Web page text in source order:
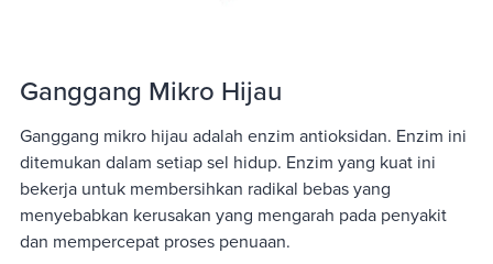
Ganggang Mikro Hijau
Ganggang mikro hijau adalah enzim antioksidan. Enzim ini
ditemukan dalam setiap sel hidup. Enzim yang kuat ini
bekerja untuk membersihkan radikal bebas yang
menyebabkan kerusakan yang mengarah pada penyakit
dan mempercepat proses penuaan.